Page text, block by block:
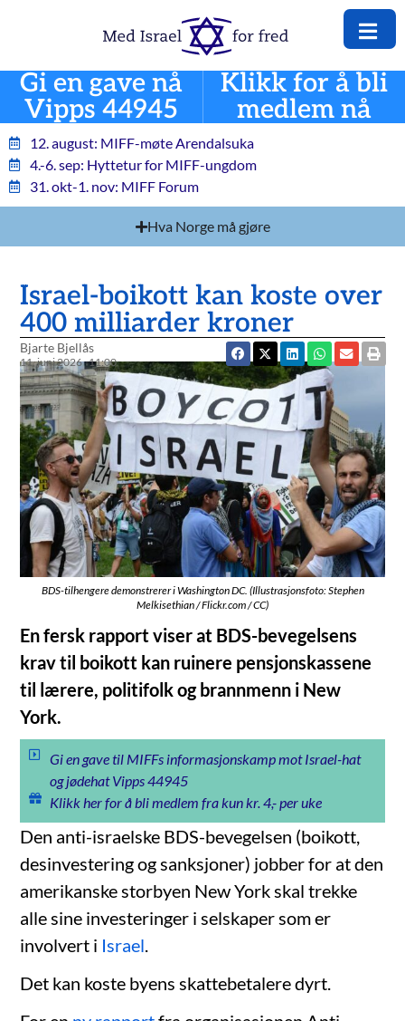
Gi en gave nå
Vipps 44945
Klikk for å bli
medlem nå
12. august: MIFF-møte Arendalsuka
4.-6. sep: Hyttetur for MIFF-ungdom
31. okt-1. nov: MIFF Forum
Hva Norge må gjøre
Israel-boikott kan koste over
400 milliarder kroner
Bjarte Bjellås
11. juni 2026 11:00
BDS-tilhengere demonstrerer i Washington DC. (Illustrasjonsfoto: Stephen
Melkisethian / Flickr.com / CC)
En fersk rapport viser at BDS-bevegelsens
krav til boikott kan ruinere pensjonskassene
til lærere, politifolk og brannmenn i New
York.
Gi en gave til MIFFs informasjonskamp mot Israel-hat
og jødehat Vipps 44945
Klikk her for å bli medlem fra kun kr. 4,- per uke
Den anti-israelske BDS-bevegelsen (boikott,
desinvestering og sanksjoner) jobber for at den
amerikanske storbyen New York skal trekke
alle sine investeringer i selskaper som er
involvert i Israel
Det kan koste byens skattebetalere dyrt.